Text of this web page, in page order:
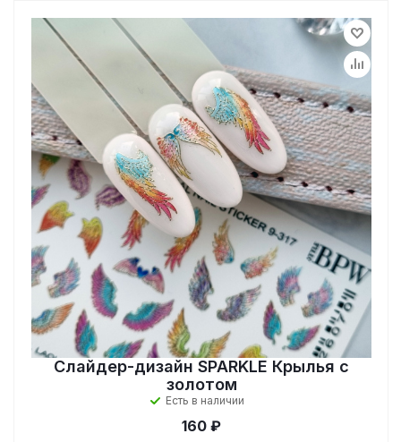
Слайдер-дизайн SPARKLE Крылья с
золотом
Есть в наличии
160 ₽